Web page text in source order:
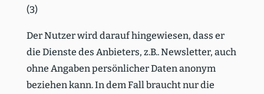
(3)
Der Nutzer wird darauf hinge­wiesen, dass er
die Dienste des Anbieters, z.B.. Newsletter, auch
ohne Angaben persön­licher Daten anonym
beziehen kann. In dem Fall braucht nur die